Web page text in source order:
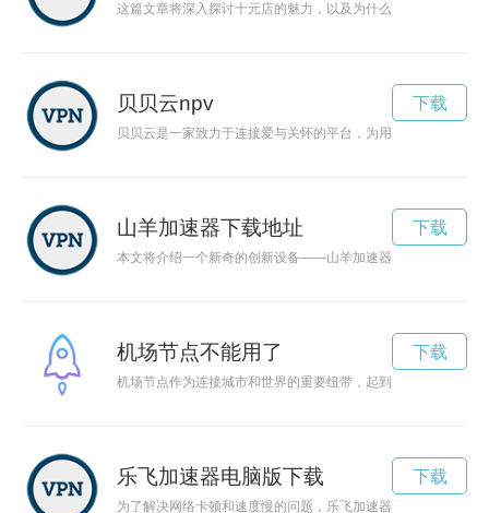
这篇文章将深入探讨十元店的魅力，以及为什么越来越多的消
贝贝云npv
贝贝云是一家致力于连接爱与关怀的平台，为用户提供在线商
下载
山羊加速器下载地址
本文将介绍一个新奇的创新设备——山羊加速器，该设备利用山
下载
机场节点不能用了
机场节点作为连接城市和世界的重要纽带，起到了连接城市与
下载
乐飞加速器电脑版下载
为了解决网络卡顿和速度慢的问题，乐飞加速器应运而生。这
下载